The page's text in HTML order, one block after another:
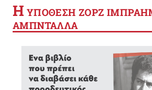
Η YΠΟΘΕΣΗ ΖΟΡΖ
ΑΜΠΝΤΑΛΛΑ